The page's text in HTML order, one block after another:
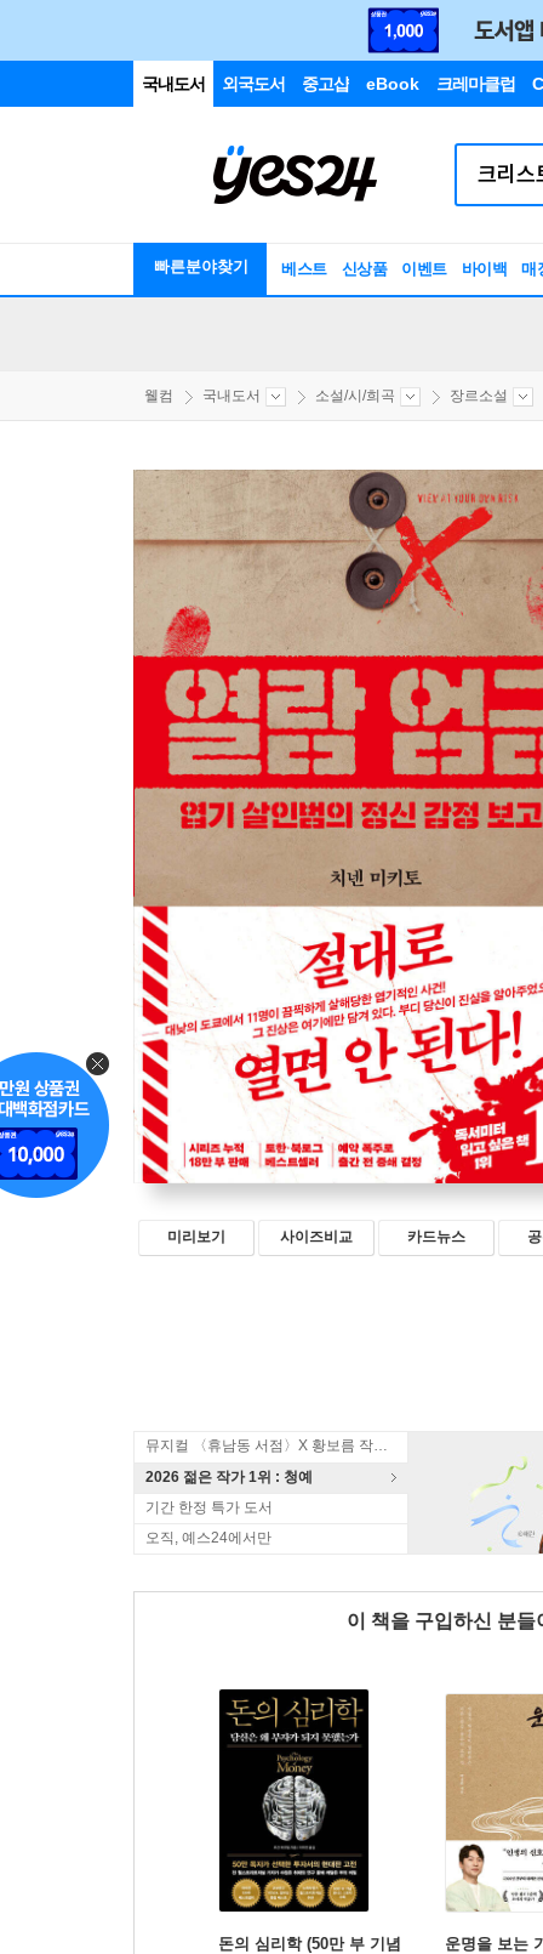
국내도서 외국도서 중고샵 eBook 크레마클럽
빠른분야찾기 베스트 신상품 이벤트 바이백 매
웰컴 국내도서 소설/시/희곡 장르소설
미리보기 사이즈비교 카드뉴스
뮤지컬 〈휴남동 서점〉X 황보름 작가 북토크
2026 젊은 작가 1위 : 청예
기간 한정 특가 도서
오직, 예스24에서만
이 책을 구입하신 분
돈의 심리학 (50만 부 기념
운명을 보는